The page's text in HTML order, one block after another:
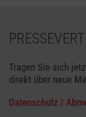
Tragen Sie sich
direkt über neue
Datenschutz /